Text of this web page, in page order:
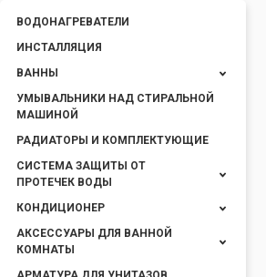
ВОДОНАГРЕВАТЕЛИ
ИНСТАЛЛЯЦИЯ
ВАННЫ
УМЫВАЛЬНИКИ НАД СТИРАЛЬНОЙ
МАШИНОЙ
РАДИАТОРЫ И КОМПЛЕКТУЮЩИЕ
СИСТЕМА ЗАЩИТЫ ОТ
ПРОТЕЧЕК ВОДЫ
КОНДИЦИОНЕР
АКСЕССУАРЫ ДЛЯ ВАННОЙ
КОМНАТЫ